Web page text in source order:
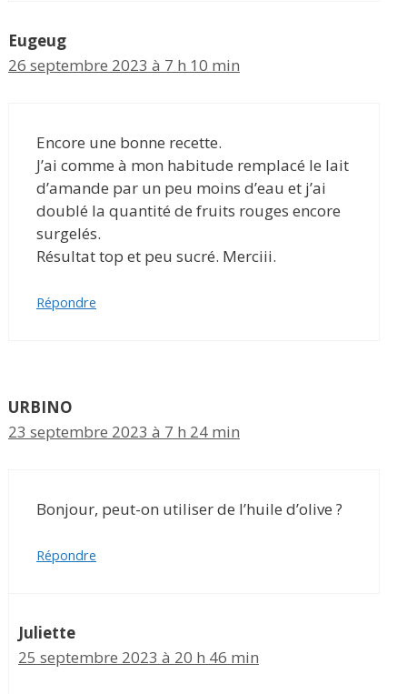
Eugeug
26 septembre 2023 à 7 h 10 min
Encore une bonne recette.
J’ai comme à mon habitude remplacé le lait
d’amande par un peu moins d’eau et j’ai
doublé la quantité de fruits rouges encore
surgelés.
Résultat top et peu sucré. Merciii.
Répondre
URBINO
23 septembre 2023 à 7 h 24 min
Bonjour, peut-on utiliser de l’huile d’olive ?
Répondre
Juliette
25 septembre 2023 à 20 h 46 min